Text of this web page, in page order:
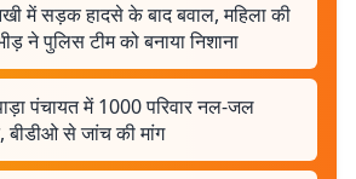
में सड़क हादसे के बाद बवाल, महिला की
ने पुलिस टीम को बनाया निशाना
पंचायत में 1000 परिवार नल-जल
बीडीओ से जांच की मांग